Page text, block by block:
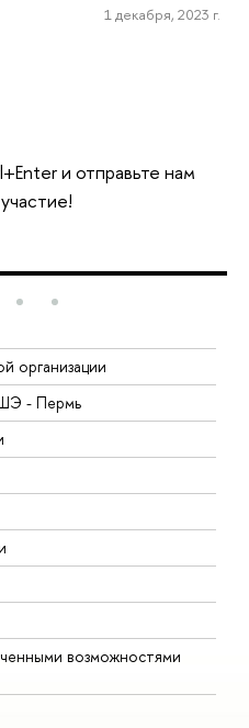
1 декабря, 2023 г.
и отправьте нам
организации
- Пермь
возможностями